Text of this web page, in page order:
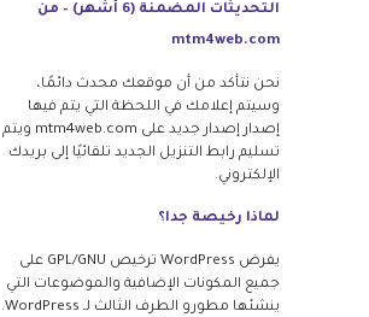
التحديثات المضمنة (6 أشهر) – من
mtm4web.com
نحن نتأكد من أن موقعك محدث دائمًا،
وسيتم إعلامك في اللحظة التي يتم فيها
إصدار إصدار جديد على mtm4web.com ويتم
تسليم رابط التنزيل الجديد تلقائيًا إلى بريدك
الإلكتروني.
لماذا رخيصة جدا؟
يفرض WordPress ترخيص GPL/GNU على
جميع المكونات الإضافية والموضوعات التي
ينشئها مطورو الطرف الثالث لـ WordPress.